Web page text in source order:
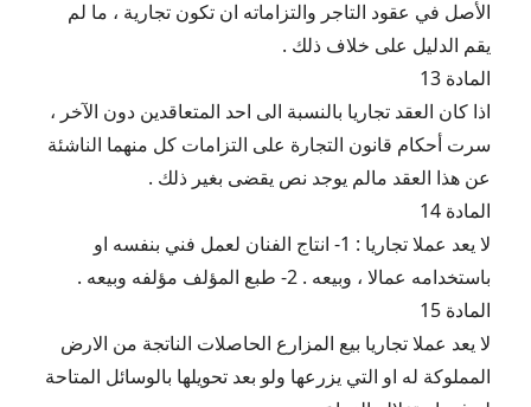
الأصل في عقود التاجر والتزاماته ان تكون تجارية ، ما لم
يقم الدليل على خلاف ذلك .
المادة 13
اذا كان العقد تجاريا بالنسبة الى احد المتعاقدين دون الآخر ،
سرت أحكام قانون التجارة على التزامات كل منهما الناشئة
عن هذا العقد مالم يوجد نص يقضى بغير ذلك .
المادة 14
لا يعد عملا تجاريا : 1- انتاج الفنان لعمل فني بنفسه او
باستخدامه عمالا ، وبيعه . 2- طبع المؤلف مؤلفه وبيعه .
المادة 15
لا يعد عملا تجاريا بيع المزارع الحاصلات الناتجة من الارض
المملوكة له او التي يزرعها ولو بعد تحويلها بالوسائل المتاحة